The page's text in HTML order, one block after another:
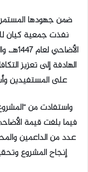
ضمن جهودها
نفذت جمعية كيان
الهادفة إلى تعزيز
على المستفيدين
عدد من الداعمين
إنجاح المشروع